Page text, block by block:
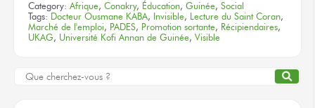
Category: Afrique, Conakry, Éducation, Guinée, Social
Tags: Docteur Ousmane KABA, Invisible, Lecture du Saint Coran,
Marché de l'emploi, PADES, Promotion sortante, Récipiendaires,
UKAG, Université Kofi Annan de Guinée, Visible